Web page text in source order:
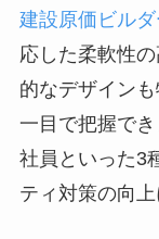
建設原価ビルダ
応した柔軟性
的なデザイン
一目で把握でき
社員といった3
ティ対策の向上